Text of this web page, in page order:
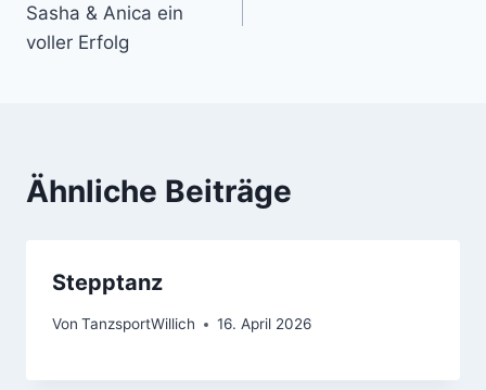
Sasha & Anica ein
voller Erfolg
Ähnliche Beiträge
Stepptanz
Von TanzsportWillich 16. April 2026